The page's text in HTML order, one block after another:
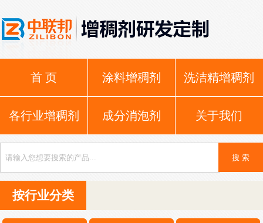
首 页 涂料增稠剂 洗洁精增稠剂
各行业增稠剂 成分消泡剂 关于我们
按行业分类